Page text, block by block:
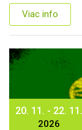
Viac info
20. 11. - 22. 11.
2026